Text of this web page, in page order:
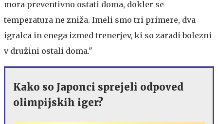
mora preventivno ostati doma, dokler se
temperatura ne zniža. Imeli smo tri primere, dva
igralca in enega izmed trenerjev, ki so zaradi bolezni
v družini ostali doma."
Kako so Japonci sprejeli odpoved
olimpijskih iger?